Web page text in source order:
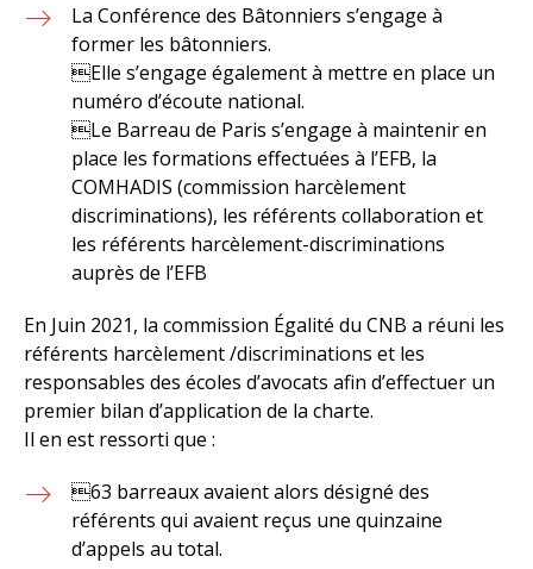
La Conférence des Bâtonniers s’engage à
former les bâtonniers.
Elle s’engage également à mettre en place un
numéro d’écoute national.
Le Barreau de Paris s’engage à maintenir en
place les formations effectuées à l’EFB, la
COMHADIS (commission harcèlement
discriminations), les référents collaboration et
les référents harcèlement-discriminations
auprès de l’EFB
En Juin 2021, la commission Égalité du CNB a réuni les
référents harcèlement /discriminations et les
responsables des écoles d’avocats afin d’effectuer un
premier bilan d’application de la charte.
Il en est ressorti que :
63 barreaux avaient alors désigné des
référents qui avaient reçus une quinzaine
d’appels au total.